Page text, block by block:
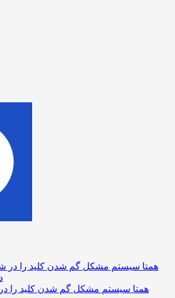
همتا سیستم مشکل گم شدن کلید را